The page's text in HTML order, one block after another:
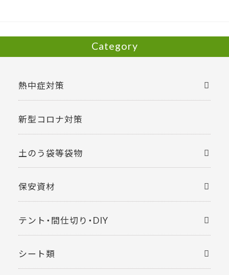
Category
熱中症対策
新型コロナ対策
土のう袋等袋物
保安資材
テント・間仕切り・DIY
シート類